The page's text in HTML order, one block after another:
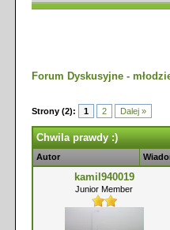
Forum Dyskusyjne -
Strony (2): 1 2 Dalej »
Chwila prawdy :)
Autor
kamil940019
Junior Member